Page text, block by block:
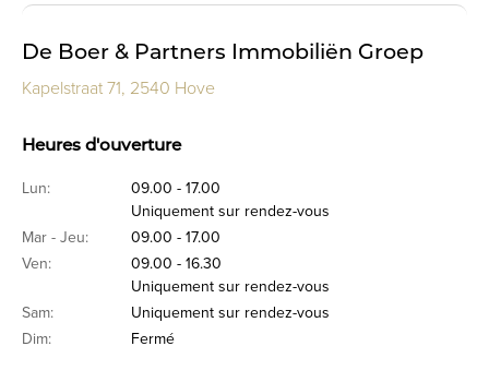
De Boer & Partners Immobiliën Groep
Kapelstraat 71, 2540 Hove
Heures d'ouverture
Lun:
09.00 - 17.00
Uniquement sur rendez-vous
Mar - Jeu:
09.00 - 17.00
Ven:
09.00 - 16.30
Uniquement sur rendez-vous
Sam:
Uniquement sur rendez-vous
Dim:
Fermé